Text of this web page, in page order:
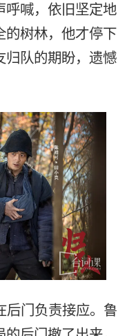
呼喊，依旧坚定地
的树林，他才停下
归队的期盼，遗憾
后门负责接应。鲁